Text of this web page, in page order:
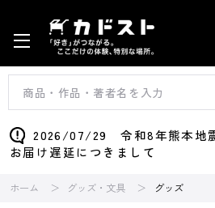
2026/07/29 令和8年熊本地
お届け遅延につきまして
ホーム グッズ・文具 グッズ